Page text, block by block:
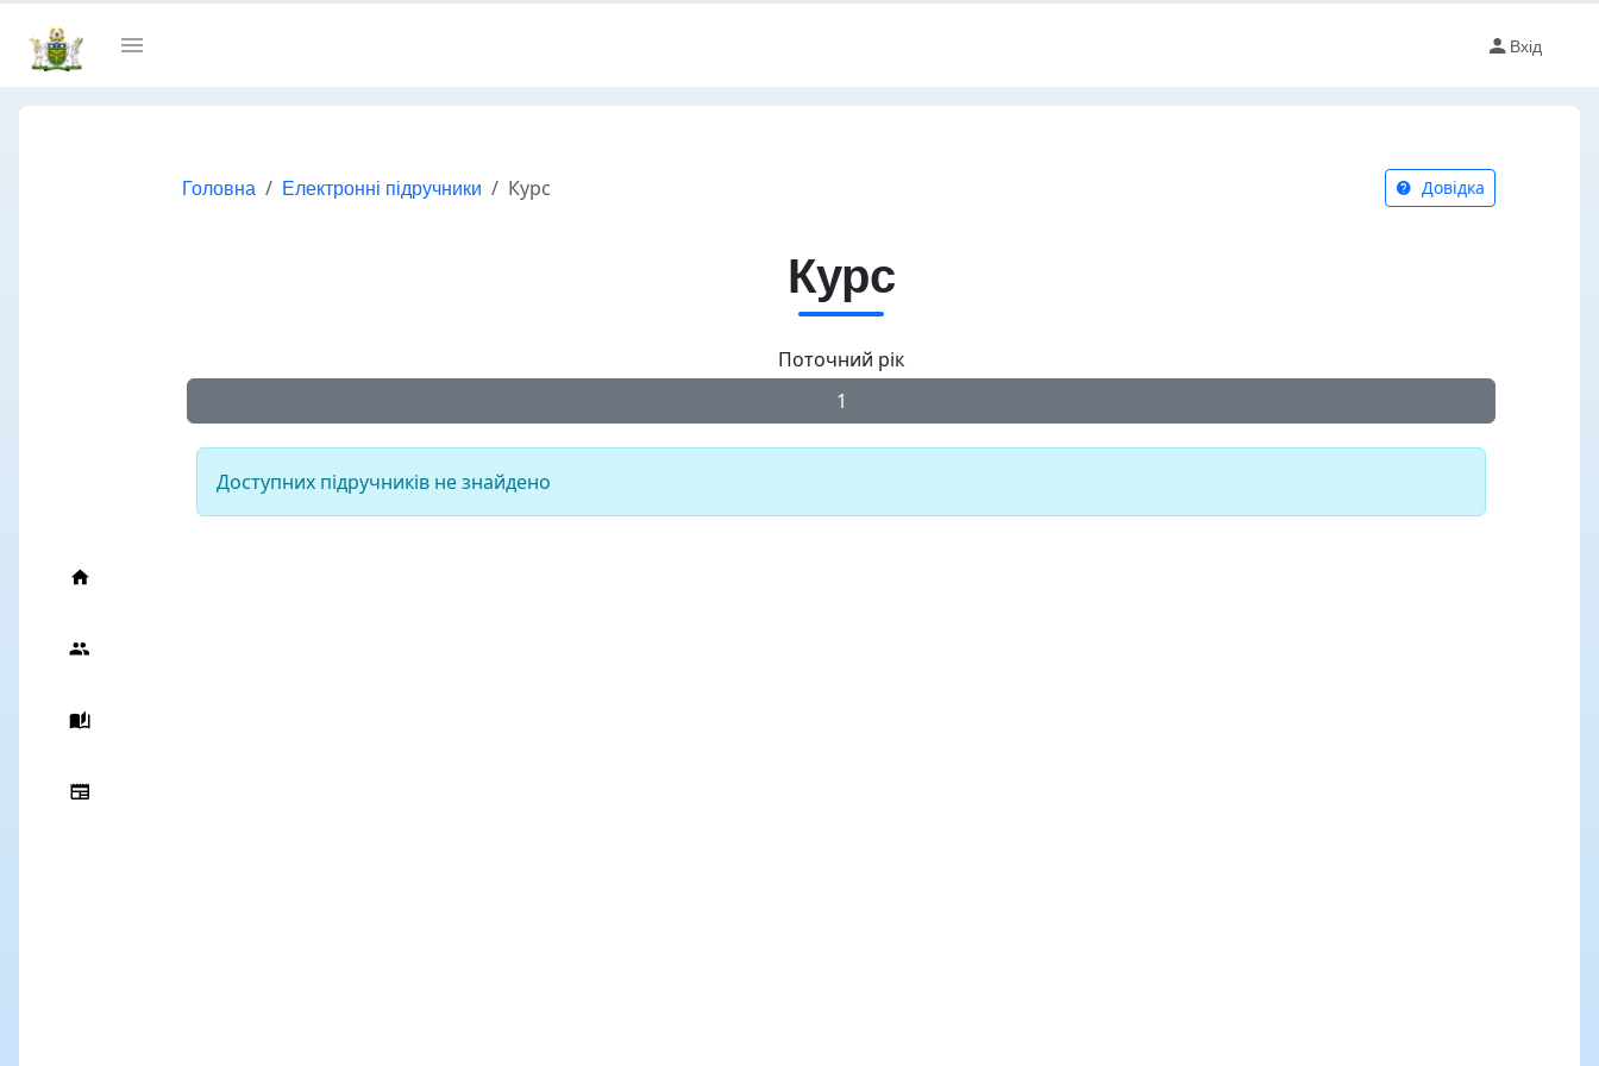
Вхід
Головна Електронні підручники Курс Довідка
Курс
Поточний рік
1
Доступних підручників не знайдено